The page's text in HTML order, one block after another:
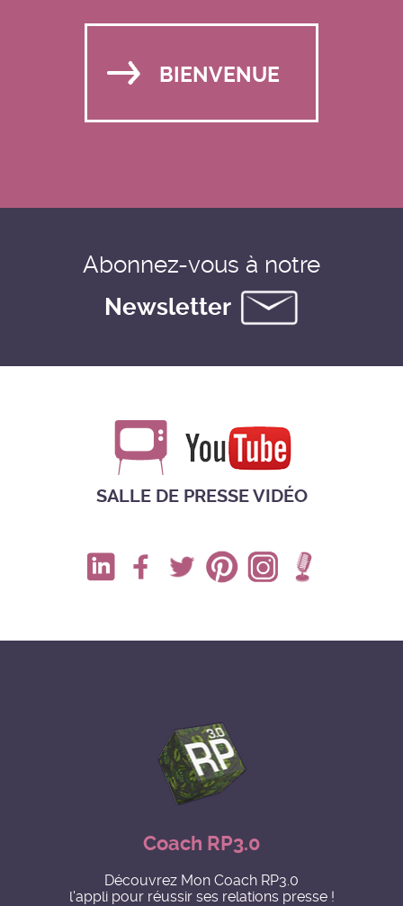
BIENVENUE
Abonnez-vous à notre
Newsletter
SALLE DE PRESSE VIDÉO
Coach RP3.0
Découvrez Mon Coach RP3.0
l'appli pour réussir ses relations presse !